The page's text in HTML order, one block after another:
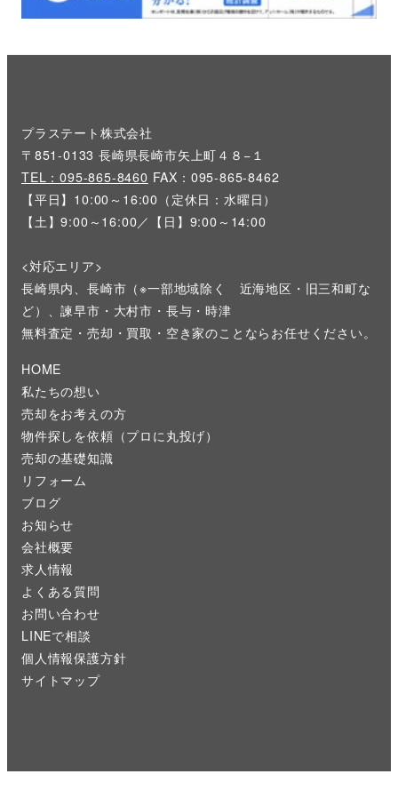
プラステート株式会社
〒851-0133 長崎県長崎市矢上町４８−１
TEL：095-865-8460 FAX：095-865-8462
【平日】10:00～16:00（定休日：水曜日）
【土】9:00～16:00／【日】9:00～14:00
<対応エリア>
長崎県内、長崎市（※一部地域除く 近海地区・旧三和町な
ど）、諫早市・大村市・長与・時津
無料査定・売却・買取・空き家のことならお任せください。
HOME
私たちの想い
売却をお考えの方
物件探しを依頼（プロに丸投げ）
売却の基礎知識
リフォーム
ブログ
お知らせ
会社概要
求人情報
よくある質問
お問い合わせ
LINEで相談
個人情報保護方針
サイトマップ